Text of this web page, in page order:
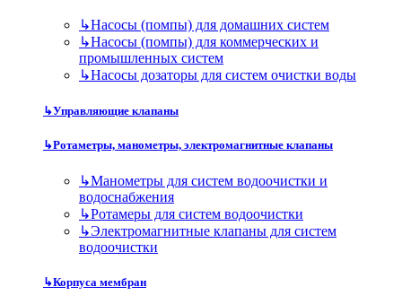
↳Насосы (помпы) для домашних систем
↳Насосы (помпы) для коммерческих и
промышленных систем
↳Насосы дозаторы для систем очистки воды
↳Управляющие клапаны
↳Ротаметры, манометры, электромагнитные клапаны
↳Манометры для систем водоочистки и
водоснабжения
↳Ротамеры для систем водоочистки
↳Электромагнитные клапаны для систем
водоочистки
↳Корпуса мембран